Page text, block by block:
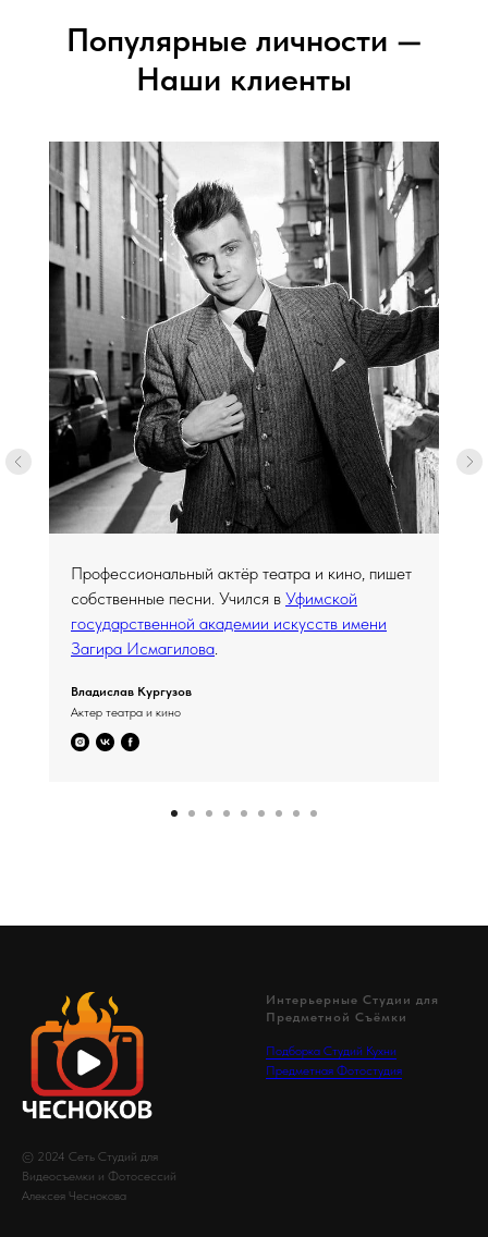
Популярные личности —
Наши клиенты
Профессиональный актёр театра и кино, пишет
собственные песни. Учился в Уфимской
государственной академии искусств имени
Загира Исмагилова
Владислав Кургузов
Актер театра и кино
© 2024 Сеть Студий для
Видеосъемки и Фотосессий
Алексея Чеснокова
Интерьерные Студии для
Предметной Съёмки
Подборка Студий Кухни
Предметная Фотостудия